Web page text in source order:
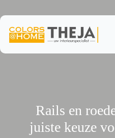
de
inhoud
Rails en
juiste keuze